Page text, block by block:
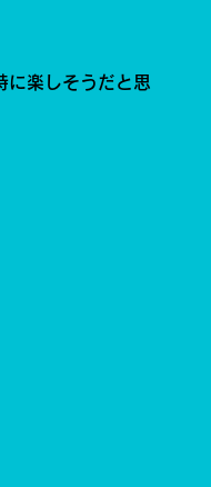
に楽しそうだと思